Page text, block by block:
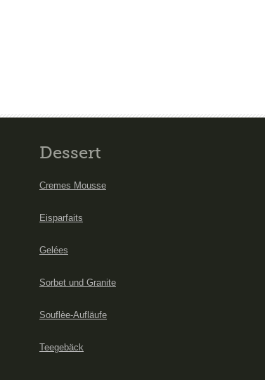
Dessert
Cremes Mousse
Eisparfaits
Gelées
Sorbet und Granite
Souflèe-Aufläufe
Teegebäck